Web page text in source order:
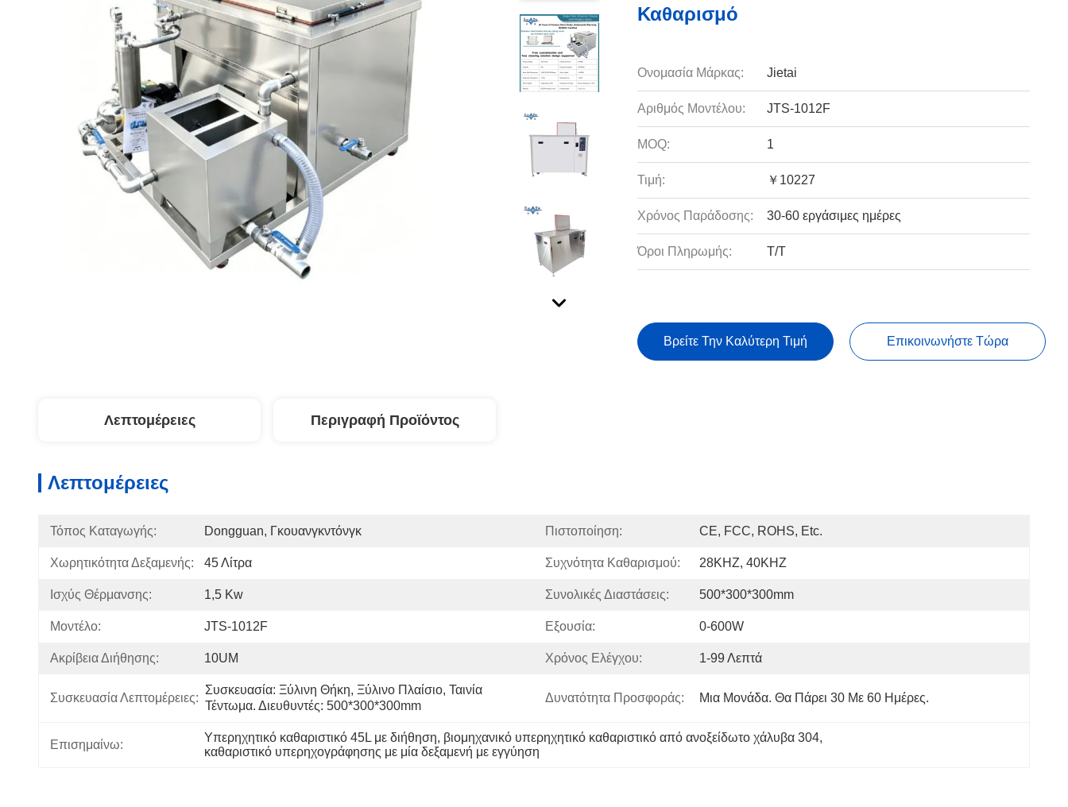
Καθαρισμό
Ονομασία Μάρκας: Jietai
Αριθμός Μοντέλου: JTS-1012F
MOQ: 1
Τιμή: ￥10227
Χρόνος Παράδοσης: 30-60 εργάσιμες ημέρες
Όροι Πληρωμής: T/T
Βρείτε Την Καλύτερη Τιμή Επικοινωνήστε Τώρα
Λεπτομέρειες Περιγραφή Προϊόντος
Λεπτομέρειες
Τόπος Καταγωγής: Dongguan, Γκουανγκντόνγκ Πιστοποίηση: CE, FCC, ROHS, Etc.
Χωρητικότητα Δεξαμενής: 45 Λίτρα Συχνότητα Καθαρισμού: 28KHZ, 40KHZ
Ισχύς Θέρμανσης: 1,5 Kw Συνολικές Διαστάσεις: 500*300*300mm
Μοντέλο: JTS-1012F Εξουσία: 0-600W
Ακρίβεια Διήθησης: 10UM Χρόνος Ελέγχου: 1-99 Λεπτά
Συσκευασία Λεπτομέρειες:
Συσκευασία: Ξύλινη Θήκη, Ξύλινο Πλαίσιο, Ταινία
Τέντωμα. Διευθυντές: 500*300*300mm
Δυνατότητα Προσφοράς: Μια Μονάδα. Θα Πάρει 30 Με 60 Ημέρες.
Επισημαίνω:
Υπερηχητικό καθαριστικό 45L με διήθηση, βιομηχανικό υπερηχητικό καθαριστικό από ανοξείδωτο χάλυβα 304,
καθαριστικό υπερηχογράφησης με μία δεξαμενή με εγγύηση